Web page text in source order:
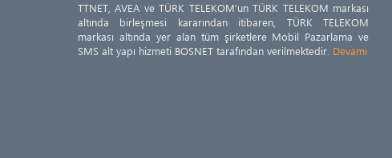
TTNET, AVEA ve TÜRK TELEKOM’un TÜRK TELEKOM markası
altında birleşmesi kararından itibaren, TÜRK TELEKOM
markası altında yer alan tüm şirketlere Mobil Pazarlama ve
SMS alt yapı hizmeti BOSNET tarafından verilmektedir. Devamı